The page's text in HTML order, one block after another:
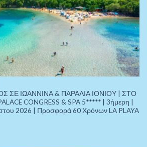
ΣΕ ΙΩΑΝΝΙΝΑ & ΠΑΡΑΛΙΑ ΙΟΝΙΟΥ | ΣΤΟ
CONGRESS & SPA 5***** | 3ήμερη |
2026 | Προσφορά 60 Χρόνων LA PLAYA